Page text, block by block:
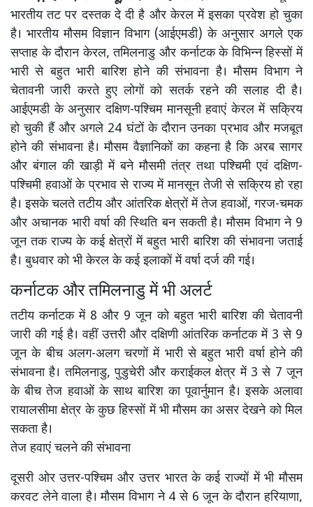
भारतीय तट पर दस्तक दे दी है और केरल में इसका प्रवेश हो चुका
है। भारतीय मौसम विज्ञान विभाग (आईएमडी) के अनुसार अगले एक
सप्ताह के दौरान केरल, तमिलनाडु और कर्नाटक के विभिन्न हिस्सों में
भारी से बहुत भारी बारिश होने की संभावना है। मौसम विभाग ने
चेतावनी जारी करते हुए लोगों को सतर्क रहने की सलाह दी है।
आईएमडी के अनुसार दक्षिण-पश्चिम मानसूनी हवाएं केरल में सक्रिय
हो चुकी हैं और अगले 24 घंटों के दौरान उनका प्रभाव और मजबूत
होने की संभावना है। मौसम वैज्ञानिकों का कहना है कि अरब सागर
और बंगाल की खाड़ी में बने मौसमी तंत्र तथा पश्चिमी एवं दक्षिण-
पश्चिमी हवाओं के प्रभाव से राज्य में मानसून तेजी से सक्रिय हो रहा
है। इसके चलते तटीय और आंतरिक क्षेत्रों में तेज हवाओं, गरज-चमक
और अचानक भारी वर्षा की स्थिति बन सकती है। मौसम विभाग ने 9
जून तक राज्य के कई क्षेत्रों में बहुत भारी बारिश की संभावना जताई
है। बुधवार को भी केरल के कई इलाकों में वर्षा दर्ज की गई।
कर्नाटक और तमिलनाडु में भी अलर्ट
तटीय कर्नाटक में 8 और 9 जून को बहुत भारी बारिश की चेतावनी
जारी की गई है। वहीं उत्तरी और दक्षिणी आंतरिक कर्नाटक में 3 से 9
जून के बीच अलग-अलग चरणों में भारी से बहुत भारी वर्षा होने की
संभावना है। तमिलनाडु, पुडुचेरी और कराईकल क्षेत्र में 3 से 7 जून
के बीच तेज हवाओं के साथ बारिश का पूवार्नुमान है। इसके अलावा
रायालसीमा क्षेत्र के कुछ हिस्सों में भी मौसम का असर देखने को मिल
सकता है।
तेज हवाएं चलने की संभावना
दूसरी ओर उत्तर-पश्चिम और उत्तर भारत के कई राज्यों में भी मौसम
करवट लेने वाला है। मौसम विभाग ने 4 से 6 जून के दौरान हरियाणा,